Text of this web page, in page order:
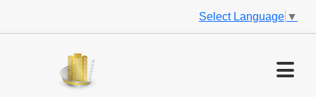
Select Language ▼